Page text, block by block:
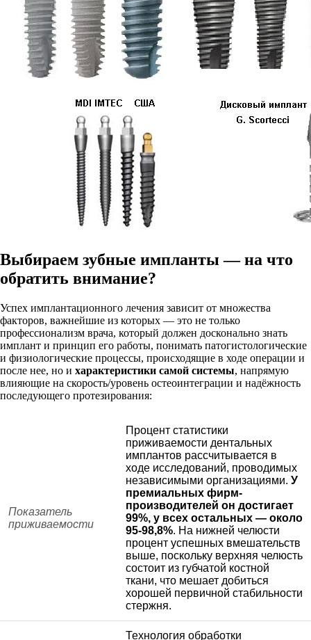
Выбираем зубные импланты — на что
обратить внимание?
Успех имплантационного лечения зависит от множества
факторов, важнейшие из которых — это не только
профессионализм врача, который должен досконально знать
имплант и принцип его работы, понимать патогистологические
и физиологические процессы, происходящие в ходе операции и
после нее, но и характеристики самой системы, напрямую
влияющие на скорость/уровень остеоинтеграции и надёжность
последующего протезирования:
Показатель
приживаемости
Процент статистики
приживаемости дентальных
имплантов рассчитывается в
ходе исследований, проводимых
независимыми организациями. У
премиальных фирм-
производителей он достигает
99%, у всех остальных — около
95-98,8%. На нижней челюсти
процент успешных вмешательств
выше, поскольку верхняя челюсть
состоит из губчатой костной
ткани, что мешает добиться
хорошей первичной стабильности
стержня.
Технология обработки